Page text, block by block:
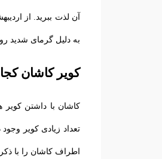
آن لذت ببرید. از
به ‌دلیل گرمای شدید
کویر کاشان
کاشان با داشتن
اطراف کاشان را با